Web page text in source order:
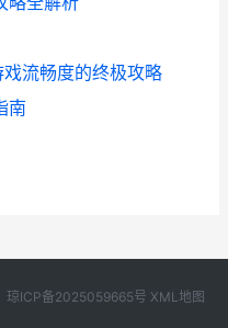
流畅度的终极攻略
南
琼ICP备2025059665号 XML地图